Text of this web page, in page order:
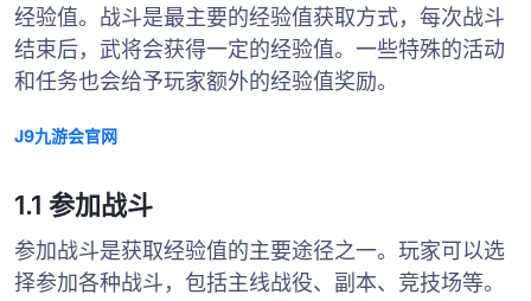
经验值。战斗是最主要的经验值获取方式，每次战斗
结束后，武将会获得一定的经验值。一些特殊的活动
和任务也会给予玩家额外的经验值奖励。
J9九游会官网
1.1 参加战斗
参加战斗是获取经验值的主要途径之一。玩家可以选
择参加各种战斗，包括主线战役、副本、竞技场等。